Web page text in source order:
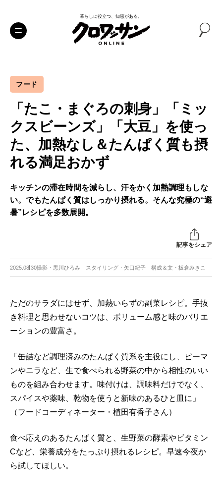
暮らしに役立つ、知恵がある。
フード
「たこ・まぐろの刺身」「ミッ
クスビーンズ」「大豆」を使っ
た、加熱なし＆たんぱく質も摂
れる満足おかず
キッチンの滞在時間を減らし、汗をかく加熱調理もしな
い。でもたんぱく質はしっかり摂れる。そんな究極の“避
暑”レシピを多数展開。
記事をシェア
2025.08.30撮影・黒川ひろみ スタイリング・矢口紀子 構成＆文・板倉みきこ
ただのサラダにはせず、加熱いらずの副菜レシピ。手抜
き料理と思わせないコツは、ボリューム感と味のバリエ
ーションの豊富さ。
「缶詰など調理済みのたんぱく質系を主役にし、ピーマ
ンやニラなど、生で食べられる野菜の中から相性のいい
ものを組み合わせます。味付けは、調味料だけでなく、
スパイスや薬味、乾物を使うと新味のあるひと皿に」
（フードコーディネーター・植田有香子さん）
食べ応えのあるたんぱく質と、生野菜の酵素やビタミン
Cなど、栄養成分をたっぷり摂れるレシピ。早速今夜か
ら試してほしい。